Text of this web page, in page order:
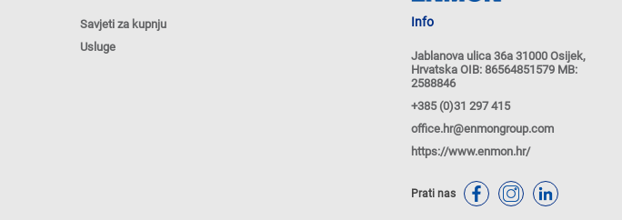
Savjeti za kupnju
Usluge
Info
Jablanova ulica 36a 31000 Osijek,
Hrvatska OIB: 86564851579 MB:
2588846
+385 (0)31 297 415
office.hr@enmongroup.com
https://www.enmon.hr/
Prati nas